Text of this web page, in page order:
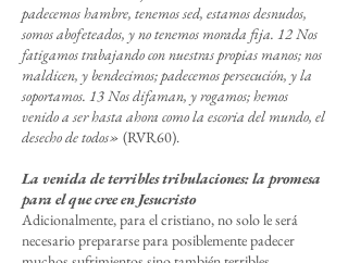
padecemos hambre, tenemos sed, estamos desnudos,
somos abofeteados, y no tenemos morada fija. 12 Nos
fatigamos trabajando con nuestras propias manos; nos
maldicen, y bendecimos; padecemos persecución, y la
soportamos. 13 Nos difaman, y rogamos; hemos
venido a ser hasta ahora como la escoria del mundo, el
desecho de todos» (RVR60).
La venida de terribles tribulaciones: la promesa
para el que cree en Jesucristo
Adicionalmente, para el cristiano, no solo le será
necesario prepararse para posiblemente padecer